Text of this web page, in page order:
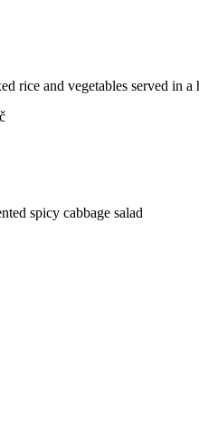
rice and vegetables served in a
spicy cabbage salad